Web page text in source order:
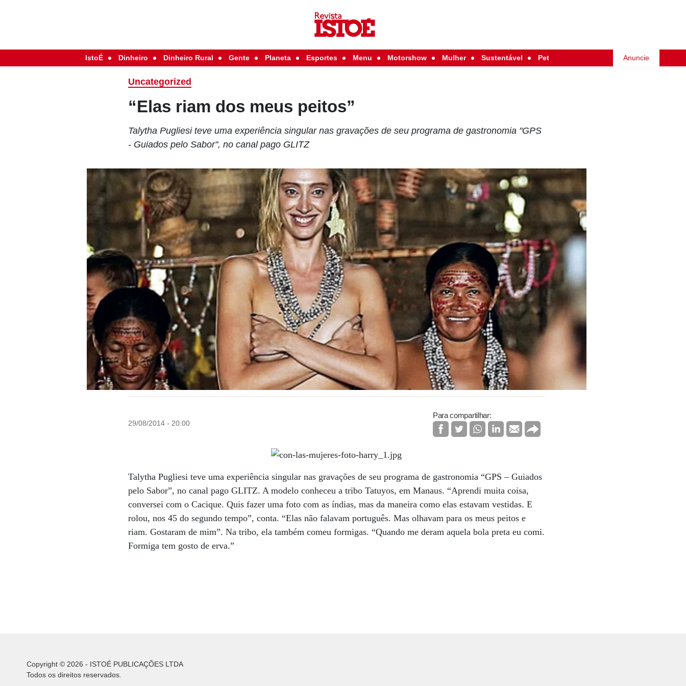
IstoÉ Dinheiro Dinheiro Rural Gente Planeta Esportes Menu Motorshow Mulher Sustentável Pet Anuncie
Uncategorized
“Elas riam dos meus peitos”
Talytha Pugliesi teve uma experiência singular nas gravações de seu programa de gastronomia "GPS
- Guiados pelo Sabor", no canal pago GLITZ
29/08/2014 - 20:00
Para compartilhar:
Talytha Pugliesi teve uma experiência singular nas gravações de seu programa de gastronomia “GPS – Guiados
pelo Sabor”, no canal pago GLITZ. A modelo conheceu a tribo Tatuyos, em Manaus. “Aprendi muita coisa,
conversei com o Cacique. Quis fazer uma foto com as índias, mas da maneira como elas estavam vestidas. E
rolou, nos 45 do segundo tempo”, conta. “Elas não falavam português. Mas olhavam para os meus peitos e
riam. Gostaram de mim”. Na tribo, ela também comeu formigas. “Quando me deram aquela bola preta eu comi.
Formiga tem gosto de erva.”
Copyright © 2026 - ISTOÉ PUBLICAÇÕES LTDA
Todos os direitos reservados.